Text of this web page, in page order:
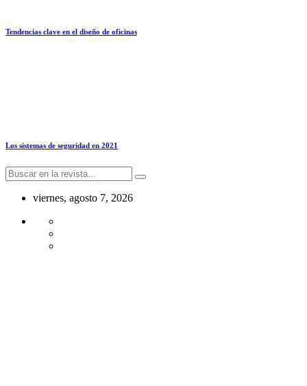
Tendencias clave en el diseño de oficinas
Los sistemas de seguridad en 2021
viernes, agosto 7, 2026